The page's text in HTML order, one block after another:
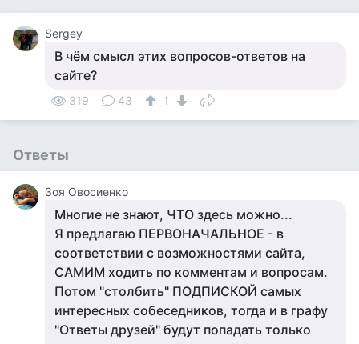
Sergey
В чём смысл этих вопросов-ответов на
сайте?
319 43 1
Ответы
Зоя Овосиенко
​Многие не знают, ЧТО здесь можно...
Я предлагаю ПЕРВОНАЧАЛЬНОЕ - в
соответствии с возможностями сайта,
САМИМ ходить по комментам и вопросам.
Потом "столбить" ПОДПИСКОЙ самых
интересных собеседников, тогда и в графу
"Ответы друзей" будут попадать только